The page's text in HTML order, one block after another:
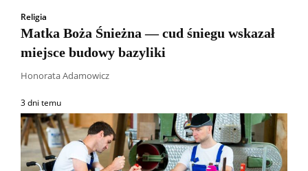
Religia
Matka Boża Śnieżna — cud śniegu wskazał
miejsce budowy bazyliki
Honorata Adamowicz
3 dni temu